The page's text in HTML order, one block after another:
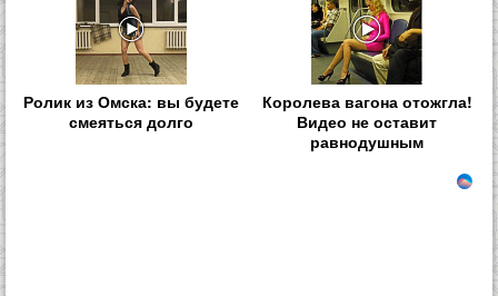
Ролик из Омска: вы будете
смеяться долго
Королева вагона отожгла!
Видео не оставит
равнодушным